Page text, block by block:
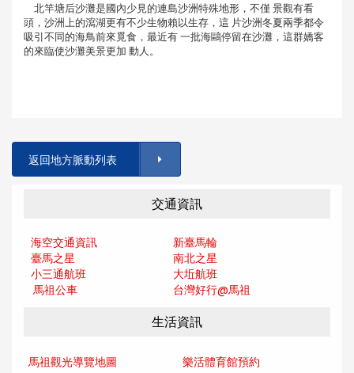
北竿塘后沙灘是國內少見的連島沙洲特殊地形，不僅 景觀有看
頭，沙洲上的瀉湖更有不少生物賴以生存，這 片沙洲冬夏兩季都令
吸引不同的海鳥前來覓食，最近有 一批海鷗停留在沙灘，這群嬌客
的來臨使沙灘美景更加 動人。
返回地方脈動列表
交通資訊
海空交通資訊
新臺馬輪
臺馬之星
南北之星
小三通航班
大坵航班
馬祖公車
台灣好行@馬祖
生活資訊
馬祖觀光導覽地圖
樂活體育館預約